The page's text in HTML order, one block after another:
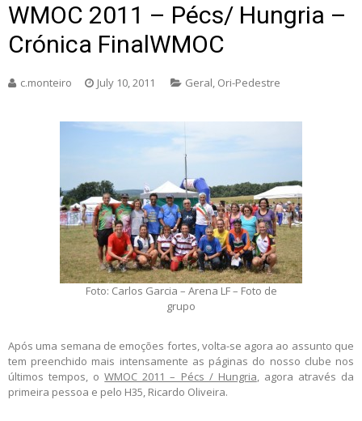
WMOC 2011 – Pécs/ Hungria –
Crónica FinalWMOC
c.monteiro July 10, 2011 Geral, Ori-Pedestre
Foto: Carlos Garcia – Arena LF – Foto de
grupo
Após uma semana de emoções fortes, volta-se agora ao assunto que
tem preenchido mais intensamente as páginas do nosso clube nos
últimos tempos, oWMOC 2011 – Pécs / Hungria, agora através da
primeira pessoa e pelo H35, Ricardo Oliveira.